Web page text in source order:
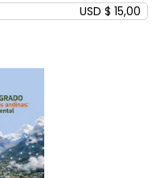
USD $ 15,00